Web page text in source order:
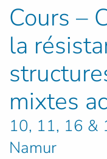
Cours –
la
mixtes
10, 11, 16 &
Namur